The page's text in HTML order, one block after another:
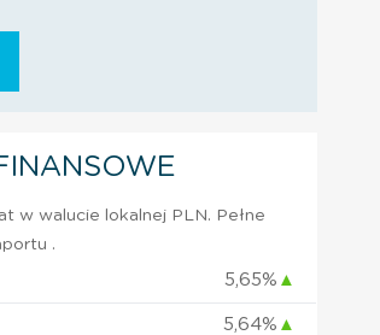
w walucie lokalnej PLN. Pełne
.
5,65% ▲
5,64% ▲